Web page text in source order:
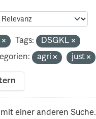
Tags:
DSGKL
agri just
einer anderen Suche.